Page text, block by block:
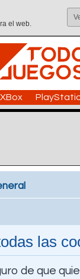
el web.
XBox
las
de que